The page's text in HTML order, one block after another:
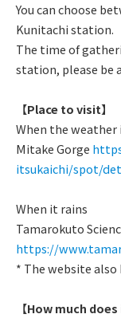
You can choose
Kunitachi station.
The time of
station, please be
【Place to visit】
When the weather
Mitake Gorge
itsukaichi/spot/
When it rains
Tamarokuto
https://
* The website also
【How much does